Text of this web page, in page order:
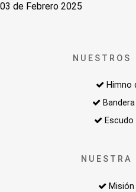
03 de Febrero 2025
NUESTROS
Himno
NUESTRA